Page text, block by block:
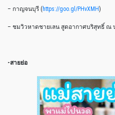
– กาญจนบุรี (https://goo.gl/PHvXMH)
– ชมวิวหาดชายเลน สูดอากาศบริสุทธิ์ ณ
-สายย่อ